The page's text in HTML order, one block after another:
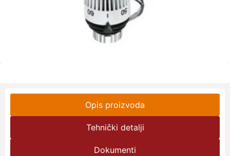
Opis proizvoda
Tehnički detalji
Dokumenti